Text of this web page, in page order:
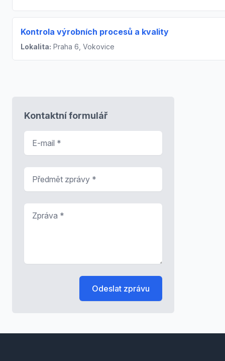
Kontrola výrobních procesů a kvality
Lokalita: Praha 6, Vokovice
Kontaktní formulář
Odeslat zprávu